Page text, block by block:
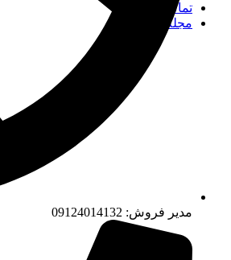
تماس با ما
مجله دونا
مدیر فروش: 09124014132